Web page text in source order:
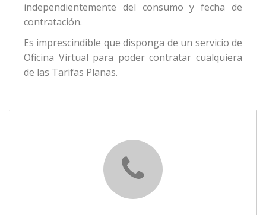
independientemente del consumo y fecha de
contratación.
Es imprescindible que disponga de un servicio de
Oficina Virtual para poder contratar cualquiera
de las Tarifas Planas.